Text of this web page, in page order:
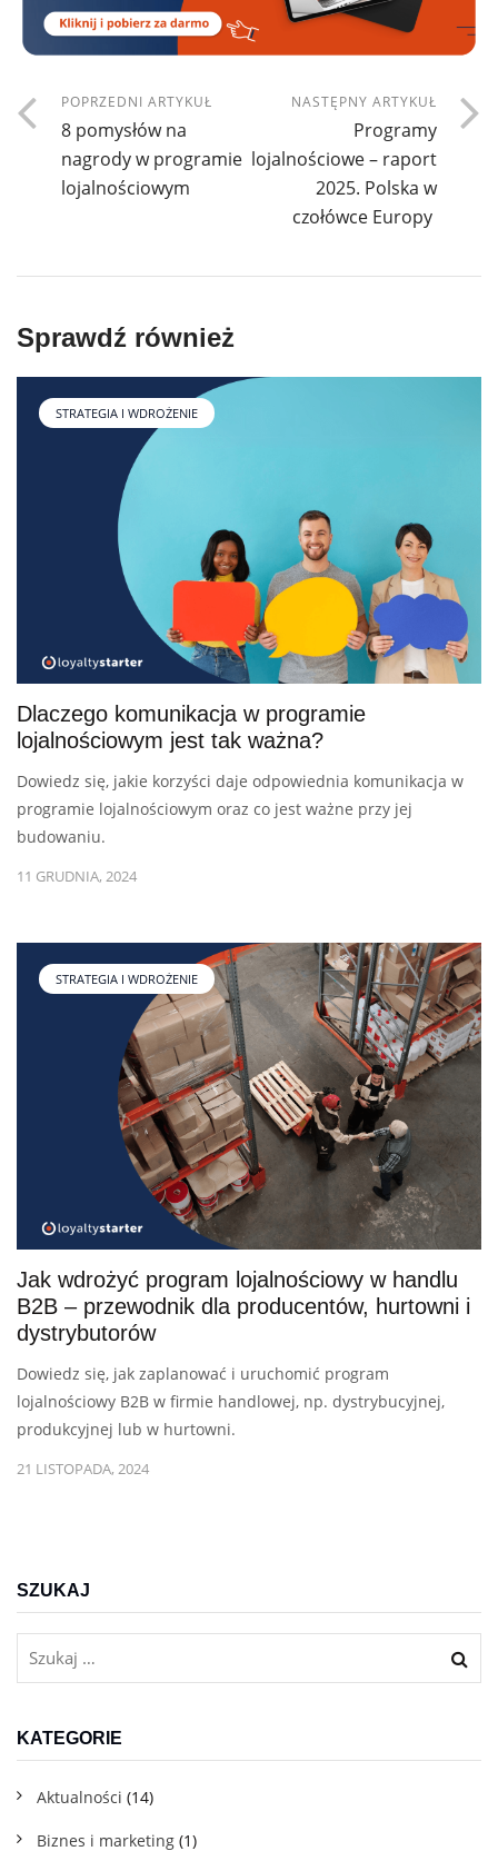
POPRZEDNI ARTYKUŁ
8 pomysłów na
nagrody w programie
lojalnościowym
NASTĘPNY ARTYKUŁ
Programy
lojalnościowe – raport
2025. Polska w
czołówce Europy
Sprawdź również
STRATEGIA I WDROŻENIE
Dlaczego komunikacja w programie
lojalnościowym jest tak ważna?
Dowiedz się, jakie korzyści daje odpowiednia komunikacja w
programie lojalnościowym oraz co jest ważne przy jej
budowaniu.
11 GRUDNIA, 2024
STRATEGIA I WDROŻENIE
Jak wdrożyć program lojalnościowy w handlu
B2B – przewodnik dla producentów, hurtowni i
dystrybutorów
Dowiedz się, jak zaplanować i uruchomić program
lojalnościowy B2B w firmie handlowej, np. dystrybucyjnej,
produkcyjnej lub w hurtowni.
21 LISTOPADA, 2024
SZUKAJ
KATEGORIE
Aktualności (14)
Biznes i marketing (1)